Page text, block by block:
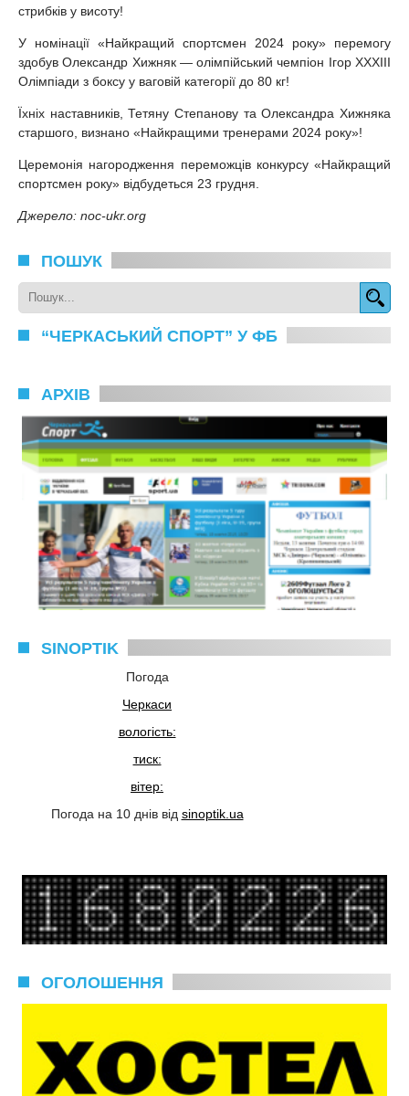
стрибків у висоту!
У номінації «Найкращий спортсмен 2024 року» перемогу
здобув Олександр Хижняк — олімпійський чемпіон Ігор ХХХІІІ
Олімпіади з боксу у ваговій категорії до 80 кг!
Їхніх наставників, Тетяну Степанову та Олександра Хижняка
старшого, визнано «Найкращими тренерами 2024 року»!
Церемонія нагородження переможців конкурсу «Найкращий
спортсмен року» відбудеться 23 грудня.
Джерело: noc-ukr.org
ПОШУК
“ЧЕРКАСЬКИЙ СПОРТ” У ФБ
АРХІВ
SINOPTIK
Погода
Черкаси
вологість:
тиск:
вітер:
Погода на 10 днів від sinoptik.ua
ОГОЛОШЕННЯ